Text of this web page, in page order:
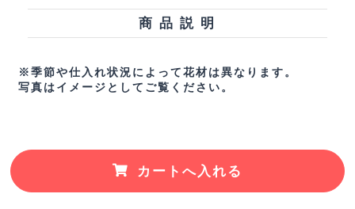
商 品 説 明
※季節や仕入れ状況によって花材は異なります。
写真はイメージとしてご覧ください。
カートへ入れる